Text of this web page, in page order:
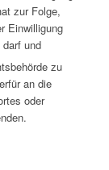
zur Folge,
Einwilligung
und
zu
an die
oder